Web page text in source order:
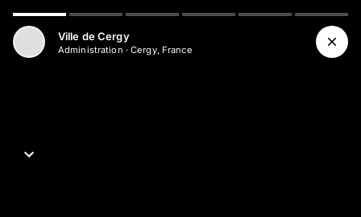
Ville de Cergy
Administration ·Cergy, France